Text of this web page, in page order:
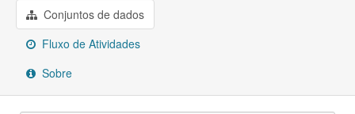
Grupos
Sobre
Conjuntos de dados
Fluxo de Atividades
Sobre